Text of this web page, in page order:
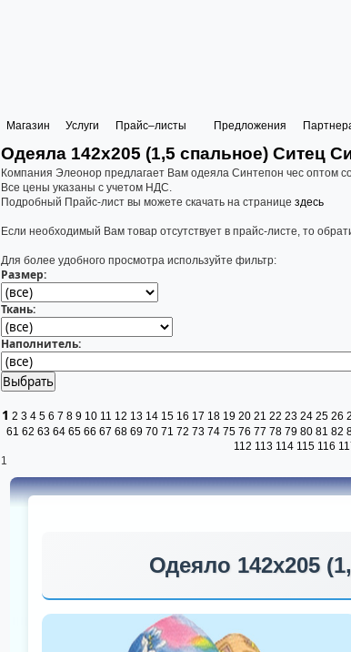
Магазин Услуги Прайс–листы Предложения
Одеяла 142х205 (1,5 спальное) Ситец
Компания Элеонор предлагает Вам одеяла Синтепон чес оптом
Все цены указаны с учетом НДС.
Подробный Прайс-лист вы можете скачать на странице здесь
Если необходимый Вам товар отсутствует в прайс-листе, то
Для более удобного просмотра используйте фильтр:
Размер:
Ткань:
Наполнитель:
1 2 3 4 5 6 7 8 9 10 11 12 13 14 15 16 17 18 19 20 21 22 23 24 25 26
61 62 63 64 65 66 67 68 69 70 71 72 73 74 75 76 77 78 79 80 81 82
112 113 114 115 116
1
Одеяло 142х205